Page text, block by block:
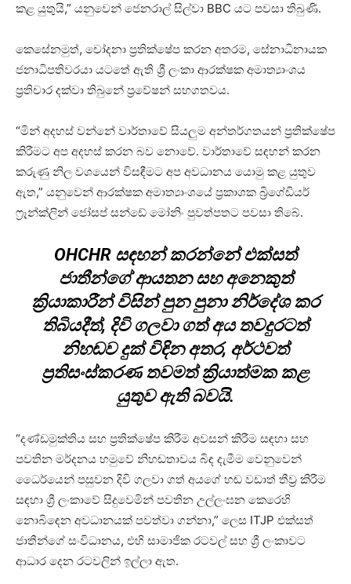
කළ යුතුයි,” යනුවෙන් ජෙනරාල් සිල්වා BBC යට පවසා තිබුණි.
කෙසේනමුත්, චෝදනා ප්‍රතික්ෂේප කරන අතරම, සේනාධිනායක
ජනාධිපතිවරයා යටතේ ඇති ශ්‍රී ලංකා ආරක්ෂක අමාත්‍යාංශය
ප්‍රතිචාර දක්වා තිබුනේ ප්‍රවේෂන් සහගතවය.
“මින් අදහස් වන්නේ වාර්තාවේ සියලුම අන්තර්ගතයන් ප්‍රතික්ෂේප
කිරීමට අප අදහස් කරන බව නොවේ. වාර්තාවේ සඳහන් කරන
කරුණු නිල වශයෙන් විසඳීමට අප අවධානය යොමු කළ යුතුව
ඇත,” යනුවෙන් ආරක්ෂක අමාත්‍යාංශයේ ප්‍රකාශක බ්‍රිගේඩියර්
ෆ්‍රෑන්ක්ලින් ජෝසප් සන්ඩේ මෝනිං පුවත්පතට පවසා තිබේ.
OHCHR සඳහන් කරන්නේ එක්සත්
ජාතීන්ගේ ආයතන සහ අනෙකුත්
ක්‍රියාකාරීන් විසින් පුන පුනා නිර්දේශ කර
තිබියදීත්, දිවි ගලවා ගත් අය තවදුරටත්
නිහඬව දුක් විඳින අතර, අර්ථවත්
ප්‍රතිසංස්කරණ තවමත් ක්‍රියාත්මක කළ
යුතුව ඇති බවයි.
“දණ්ඩමුක්තිය සහ ප්‍රතික්ෂේප කිරීම අවසන් කිරීම සඳහා සහ
පවතින මර්දනය හමුවේ නිහඬතාවය බිඳ දැමීම වෙනුවෙන්
ධෛර්යෙන් පසුවන දිවි ගලවා ගත් අයගේ හඬ වඩාත් තීව්‍ර කිරීම
සඳහා ශ්‍රී ලංකාවේ සිදුවෙමින් පවතින උල්ලංඝන කෙරෙහි
නොබිඳෙන අවධානයක් පවත්වා ගන්නා,” ලෙස ITJP එක්සත්
ජාතීන්ගේ සංවිධානය, එහි සාමාජික රටවල් සහ ශ්‍රී ලංකාවට
ආධාර දෙන රටවලින් ඉල්ලා ඇත.